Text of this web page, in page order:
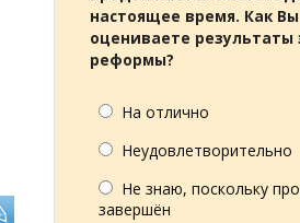
настоящее время. Как Вы
оцениваете результаты
реформы?
На отлично
Неудовлетворительно
Не знаю, поскольку
завершён